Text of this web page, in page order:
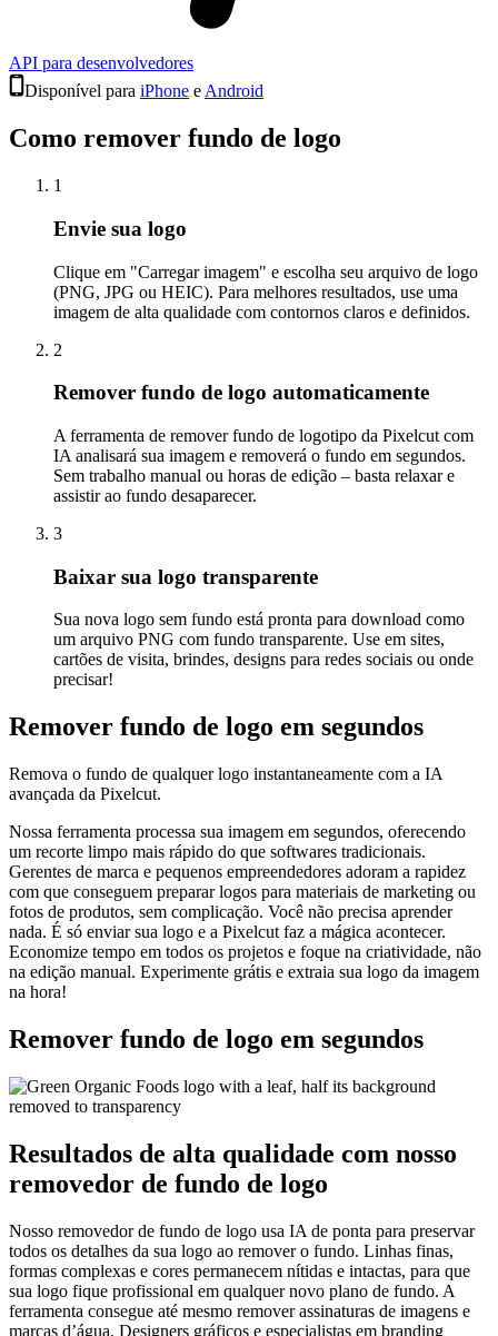
API para desenvolvedores
Disponível para iPhone e Android
Como remover fundo de logo
1
Envie sua logo
Clique em "Carregar imagem" e escolha seu arquivo de logo
(PNG, JPG ou HEIC). Para melhores resultados, use uma
imagem de alta qualidade com contornos claros e definidos.
2
Remover fundo de logo automaticamente
A ferramenta de remover fundo de logotipo da Pixelcut com
IA analisará sua imagem e removerá o fundo em segundos.
Sem trabalho manual ou horas de edição – basta relaxar e
assistir ao fundo desaparecer.
3
Baixar sua logo transparente
Sua nova logo sem fundo está pronta para download como
um arquivo PNG com fundo transparente. Use em sites,
cartões de visita, brindes, designs para redes sociais ou onde
precisar!
Remover fundo de logo em segundos
Remova o fundo de qualquer logo instantaneamente com a IA
avançada da Pixelcut.
Nossa ferramenta processa sua imagem em segundos, oferecendo
um recorte limpo mais rápido do que softwares tradicionais.
Gerentes de marca e pequenos empreendedores adoram a rapidez
com que conseguem preparar logos para materiais de marketing ou
fotos de produtos, sem complicação. Você não precisa aprender
nada. É só enviar sua logo e a Pixelcut faz a mágica acontecer.
Economize tempo em todos os projetos e foque na criatividade, não
na edição manual. Experimente grátis e extraia sua logo da imagem
na hora!
Remover fundo de logo em segundos
Resultados de alta qualidade com nosso
removedor de fundo de logo
Nosso removedor de fundo de logo usa IA de ponta para preservar
todos os detalhes da sua logo ao remover o fundo. Linhas finas,
formas complexas e cores permanecem nítidas e intactas, para que
sua logo fique profissional em qualquer novo plano de fundo. A
ferramenta consegue até mesmo remover assinaturas de imagens e
marcas d’água. Designers gráficos e especialistas em branding